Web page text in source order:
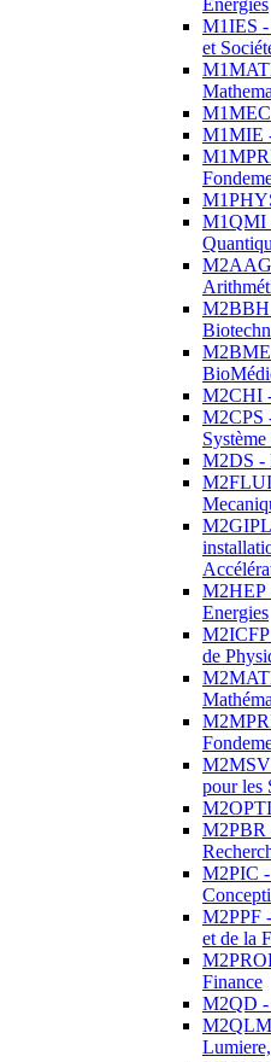
Energies
M1IES -
et
M1MIE
M1QMI
M2CHI
M2CPS
M2DS -
M2HEP
Energies
de
pour les
M2PBR
M2PIC
M2PPF
et de la
Finance
M2QD -